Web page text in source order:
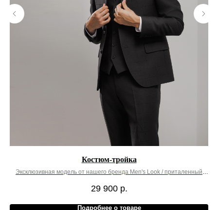
Костюм-тройка
Эксклюзивная модель от нашего бренда Men's Look / приталенный
29 900 р.
Подробнее о товаре